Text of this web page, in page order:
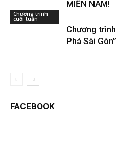
MIỀN NAM!
Chương trình
cuối tuần
Chương trình
Phá Sài Gòn”
FACEBOOK